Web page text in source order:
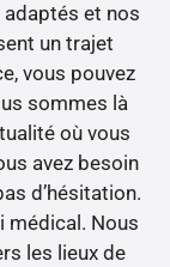
et nos
un trajet
vous pouvez
sommes là
où vous
avez besoin
d’hésitation.
médical. Nous
les lieux de